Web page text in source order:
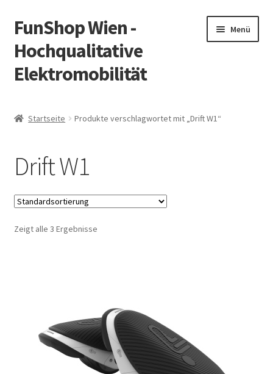
Zur
Navigation
springen
Zum
Inhalt
springen
FunShop Wien -
Hochqualitative
Elektromobilität
Menü
Vorsicht Internetbetrug
Über FunShop
Impressum
Startseite Produkte verschlagwortet mit „Drift W1“
Drift W1
Zeigt alle 3 Ergebnisse